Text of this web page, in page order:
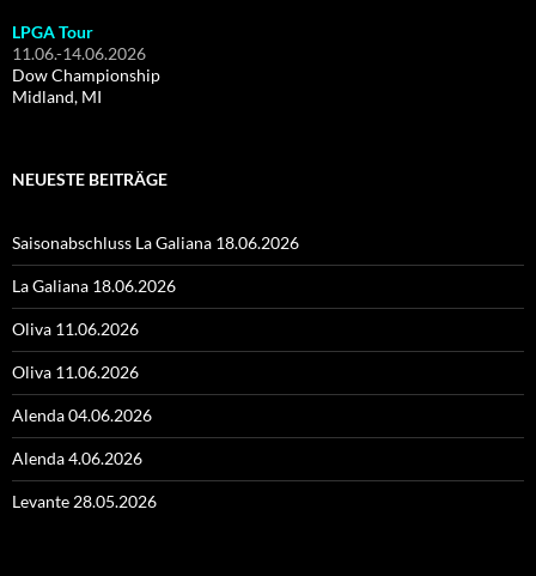
LPGA Tour
11.06.-14.06.2026
Dow Championship
Midland, MI
NEUESTE BEITRÄGE
Saisonabschluss La Galiana 18.06.2026
La Galiana 18.06.2026
Oliva 11.06.2026
Oliva 11.06.2026
Alenda 04.06.2026
Alenda 4.06.2026
Levante 28.05.2026